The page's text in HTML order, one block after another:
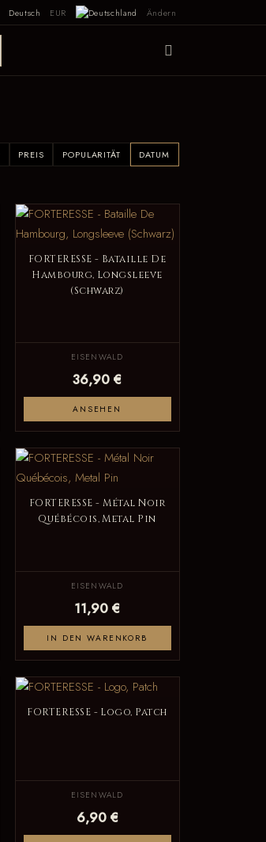
Deutsch EUR Ändern
PREIS POPULARITÄT DATUM
FORTERESSE - Bataille De
Hambourg, Longsleeve
(Schwarz)
EISENWALD
36,90 €
ANSEHEN
FORTERESSE - Métal Noir
Québécois, Metal Pin
EISENWALD
11,90 €
IN DEN WARENKORB
FORTERESSE - Logo, Patch
EISENWALD
6,90 €